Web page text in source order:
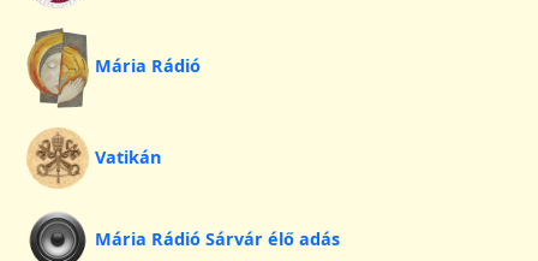
Mária Rádió
Vatikán
Mária Rádió Sárvár élő adás